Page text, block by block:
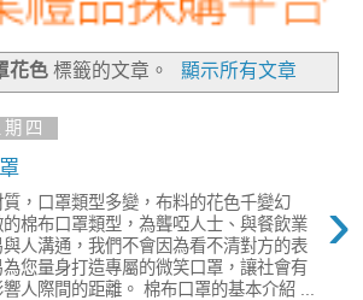
花色標籤的文章。 顯示所有文章
四
›
，口罩類型多變，布料的花色千變幻
棉布口罩類型，為聾啞人士、與餐飲業
人溝通，我們不會因為看不清對方的表
您量身打造專屬的微笑口罩，讓社會有
人際間的距離。 棉布口罩的基本介紹 ...